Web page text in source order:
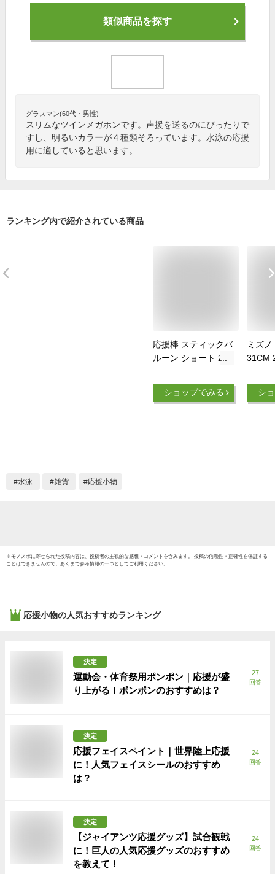
類似商品を探す
グラスマン(60代・男性)
スリムなツインメガホンです。声援を送るのにぴったりで
すし、明るいカラーが４種類そろっています。水泳の応援
用に適していると思います。
ランキング内で紹介されている商品
応援棒 スティックバ
ルーン ショート 2個
ネコポス可) 全6色 ア
ーテック 運動会 応
ショップでみる
ミズ
31CM
シ
水泳 雑貨 応援小物
※モノスポに寄せられた投稿内容は、投稿者の主観的な感想・コメントを含みます。 投稿の信憑性・正確性を保証する
ことはできませんので、あくまで参考情報の一つとしてご利用ください。
応援小物の人気おすすめランキング
決定
運動会・体育祭用ポンポン｜応援が盛
り上がる！ポンポンのおすすめは？
27
回答
決定
応援フェイスペイント｜世界陸上応援
に！人気フェイスシールのおすすめ
は？
24
回答
決定
【ジャイアンツ応援グッズ】試合観戦
に！巨人の人気応援グッズのおすすめ
を教えて！
24
回答